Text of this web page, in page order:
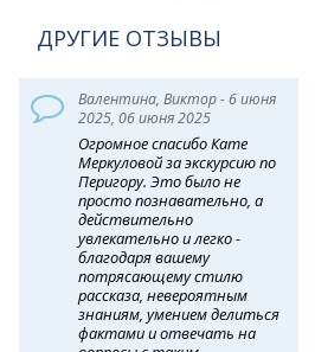
ДРУГИЕ ОТЗЫВЫ
Валентина, Виктор - 6 июня
2025, 06 июня 2025
Огромное спасибо Кате
Меркуловой за экскурсию по
Перигору. Это было не
просто познавательно, а
действительно
увлекательно и легко -
благодаря вашему
потрясающему стилю
рассказа, невероятным
знаниям, умением делиться
фактами и отвечать на